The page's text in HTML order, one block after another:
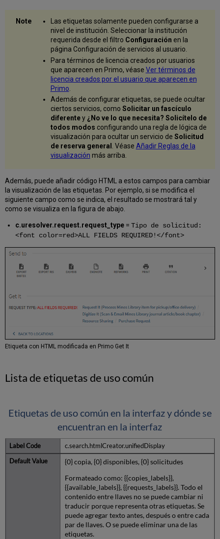
Las etiquetas solamente pueden configurarse a
nivel de institución. Seleccionar la institución
requerida desde el filtro Configuración en la
página Configuración de servicios al usuario.
Para términos de licencia creados por usuarios
que aparecen en Primo, véase Ver términos de
licencia creados por el usuario que aparecen en
Primo
Además de configurar etiquetas, se puede ocultar
ciertos servicios, como Solicitar un fascículo
diferentey ¿No ve lo que necesita? Solicítelo de
todos modos configurando una regla de lógica de
visualización para ocultar un servicio de Solicitud
de reserva general
. Véase Añadir Reglas de la
visualización más arriba.
Además, puede añadir código HTML a estos campos para cambiar
la visualización de las etiquetas. Por ejemplo, si se modifica el
siguiente campo como se indica, el resultado se mostrará tal y
como se visualiza en la figura de abajo.
c.uresolver.request.request_type= Tipo de solicitud:
<font color=red>ALL FIELDS REQUIRED!</font>
Etiqueta con HTML modificada en Primo Get It
Lista de etiquetas de uso común
Etiquetas de uso común en la interfaz y dónde se
encuentran en la interfaz
c.search.htmlCreator.unifiedDisplay
{0} copia, {0} disponibles, {0} solicitudes
Formateado como: {{copies_labels}},
{{available_labels}}, {{requests_labels}}. Todo el
contenido entre llaves no se puede cambiar ni
traducir porque representa otras etiquetas. Se
puede agregar texto antes, después o entre cada
par de llaves. O se puede eliminar una de las
etiquetas.